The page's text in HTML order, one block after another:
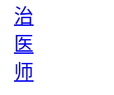
治
医
师